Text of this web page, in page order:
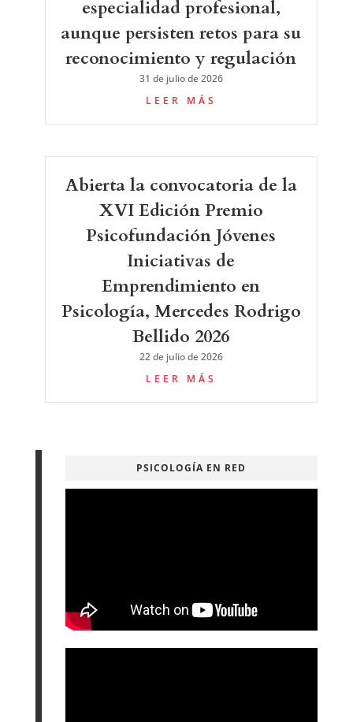
especialidad profesional,
aunque persisten retos para su
reconocimiento y regulación
31 de julio de 2026
LEER MÁS
Abierta la convocatoria de la
XVI Edición Premio
Psicofundación Jóvenes
Iniciativas de
Emprendimiento en
Psicología, Mercedes Rodrigo
Bellido 2026
22 de julio de 2026
LEER MÁS
PSICOLOGÍA EN RED